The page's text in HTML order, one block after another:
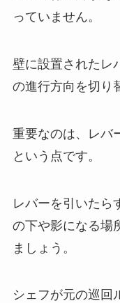
っていません。
壁に設置されたレ
の進行方向を切り
重要なのは、レバ
という点です。
レバーを引いたら
の下や影になる場
ましょう。
シェフが元の巡回